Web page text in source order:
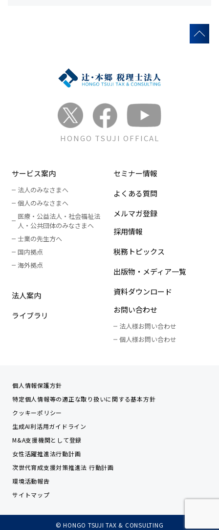
HONGO TSUJI OFFICAL
サービス案内
法人のみなさまへ
個人のみなさまへ
医療・公益法人・社会福祉法
人 ・ 公共団体のみなさまへ
士業の先生方へ
国内拠点
海外拠点
法人案内
ライブラリ
セミナー情報
よくある質問
メルマガ登録
採用情報
税務トピックス
出版物・メディア一覧
資料ダウンロード
お問い合わせ
法人様お問い合わせ
個人様お問い合わせ
個人情報保護方針
特定個人情報等の適正な取り扱いに関する基本方針
クッキーポリシー
生成AI利活用ガイドライン
M&A支援機関として登録
女性活躍推進法行動計画
次世代育成支援対策推進法 行動計画
環境活動報告
サイトマップ
© HONGO TSUJI TAX & CONSULTING